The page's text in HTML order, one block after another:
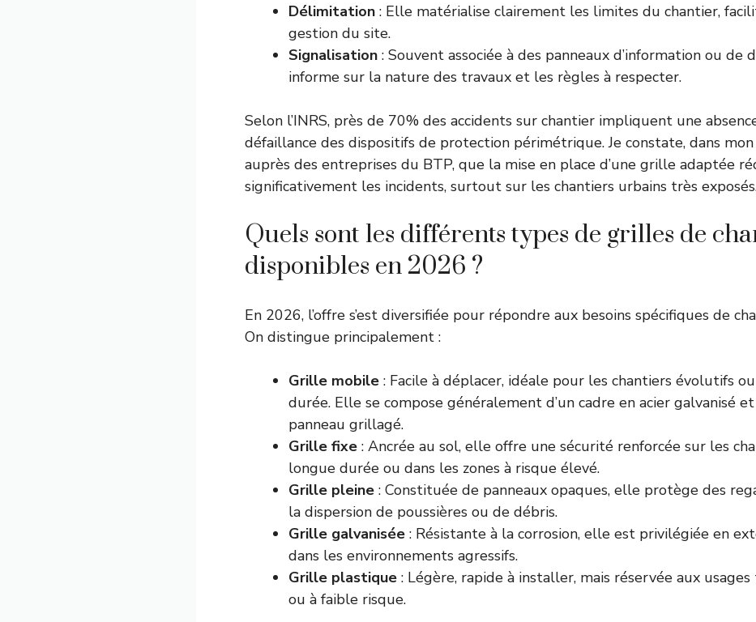
Délimitation : Elle matérialise clairement les limites du chantier,
gestion du site.
Signalisation : Souvent associée à des panneaux d’information ou de
informe sur la nature des travaux et les règles à respecter.
Selon l’INRS, près de 70% des accidents sur chantier impliquent une
défaillance des dispositifs de protection périmétrique. Je constate, dans
auprès des entreprises du BTP, que la mise en place d’une grille adaptée
significativement les incidents, surtout sur les chantiers urbains très
Quels sont les différents types de grilles de
disponibles en 2026 ?
En 2026, l’offre s’est diversifiée pour répondre aux besoins spécifiques de
On distingue principalement :
Grille mobile : Facile à déplacer, idéale pour les chantiers évolutifs
durée. Elle se compose généralement d’un cadre en acier galvanisé et
panneau grillagé.
Grille fixe : Ancrée au sol, elle offre une sécurité renforcée sur les
longue durée ou dans les zones à risque élevé.
Grille pleine : Constituée de panneaux opaques, elle protège des
la dispersion de poussières ou de débris.
Grille galvanisée : Résistante à la corrosion, elle est privilégiée en
dans les environnements agressifs.
Grille plastique : Légère, rapide à installer, mais réservée aux
ou à faible risque.